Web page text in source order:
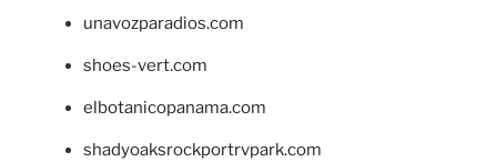
unavozparadios.com
shoes-vert.com
elbotanicopanama.com
shadyoaksrockportrvpark.com